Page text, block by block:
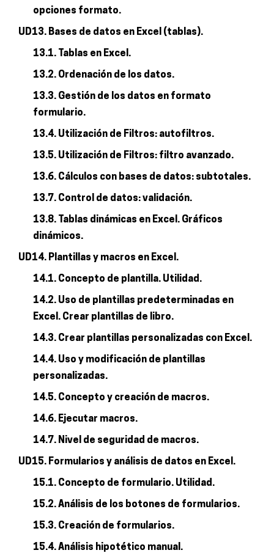
opciones formato.
UD13. Bases de datos en Excel (tablas).
13.1. Tablas en Excel.
13.2. Ordenación de los datos.
13.3. Gestión de los datos en formato
formulario.
13.4. Utilización de Filtros: autofiltros.
13.5. Utilización de Filtros: filtro avanzado.
13.6. Cálculos con bases de datos: subtotales.
13.7. Control de datos: validación.
13.8. Tablas dinámicas en Excel. Gráficos
dinámicos.
UD14. Plantillas y macros en Excel.
14.1. Concepto de plantilla. Utilidad.
14.2. Uso de plantillas predeterminadas en
Excel. Crear plantillas de libro.
14.3. Crear plantillas personalizadas con Excel.
14.4. Uso y modificación de plantillas
personalizadas.
14.5. Concepto y creación de macros.
14.6. Ejecutar macros.
14.7. Nivel de seguridad de macros.
UD15. Formularios y análisis de datos en Excel.
15.1. Concepto de formulario. Utilidad.
15.2. Análisis de los botones de formularios.
15.3. Creación de formularios.
15.4. Análisis hipotético manual.